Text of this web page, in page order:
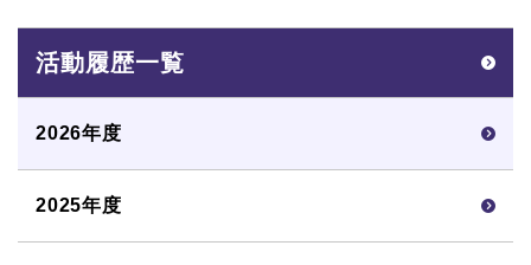
活動履歴一覧
2026年度
2025年度